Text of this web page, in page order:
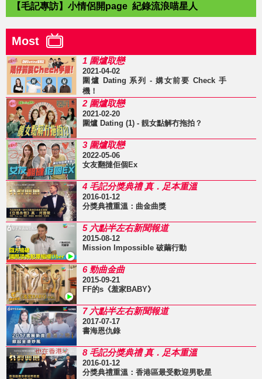
【毛記專訪】小情侶開page 紀錄流浪喵星人
Most
1 圍爐取戀
2021-04-02
圍爐 Dating 系列 - 媾女前要 Check 手
機！
2 圍爐取戀
2021-02-20
圍爐 Dating (1) - 靚女點解冇拖拍？
3 圍爐取戀
2022-05-06
女友翻撻佢個Ex
4 毛記分獎典禮 真．足本重溫
2016-01-12
分獎典禮重溫：曲金曲獎
5 六點半左右新聞報道
2015-08-12
Mission Impossible 破繭行動
6 勁曲金曲
2015-09-21
FF的s《羞家BABY》
7 六點半左右新聞報道
2017-07-17
書海恩仇錄
8 毛記分獎典禮 真．足本重溫
2016-01-12
分獎典禮重溫：香港區最受歡迎男歌星